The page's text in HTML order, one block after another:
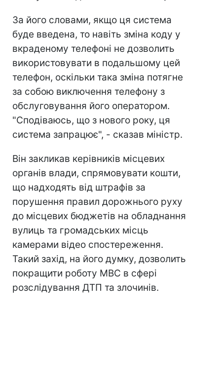
За його словами, якщо ця система
буде введена, то навіть зміна коду у
вкраденому телефоні не дозволить
використовувати в подальшому цей
телефон, оскільки така зміна потягне
за собою виключення телефону з
обслуговування його оператором.
"Сподіваюсь, що з нового року, ця
система запрацює", - сказав міністр.
Він закликав керівників місцевих
органів влади, спрямовувати кошти,
що надходять від штрафів за
порушення правил дорожнього руху
до місцевих бюджетів на обладнання
вулиць та громадських місць
камерами відео спостереження.
Такий захід, на його думку, дозволить
покращити роботу МВС в сфері
розслідування ДТП та злочинів.